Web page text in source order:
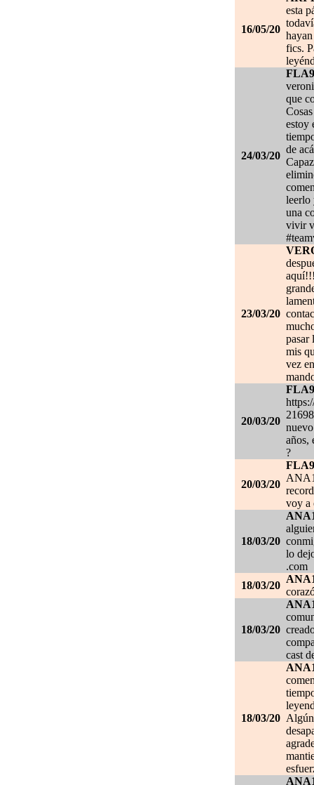
16/05/20
esta
fics.
24/03/20
que
estoy
de
leerlo
una
vivir
23/03/20
pasar
mis
vez
20/03/20
años,
?
20/03/20
voy a
18/03/20
lo
.com
18/03/20
18/03/20
cast
18/03/20